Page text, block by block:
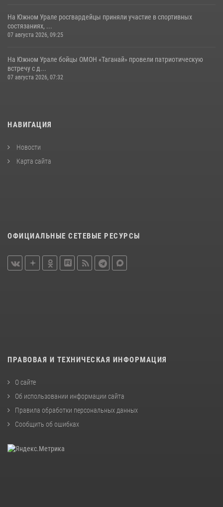
На Южном Урале росгвардейцы приняли участие в спортивных
состязаниях, ...
07 августа 2026, 09:25
На Южном Урале бойцы ОМОН «Таганай» провели патриотическую
встречу с д...
07 августа 2026, 07:32
НАВИГАЦИЯ
Новости
Карта сайта
ОФИЦИАЛЬНЫЕ СЕТЕВЫЕ РЕСУРСЫ
ПРАВОВАЯ И ТЕХНИЧЕСКАЯ ИНФОРМАЦИЯ
О сайте
Об использовании информации сайта
Правила обработки персональных данных
Сообщить об ошибках